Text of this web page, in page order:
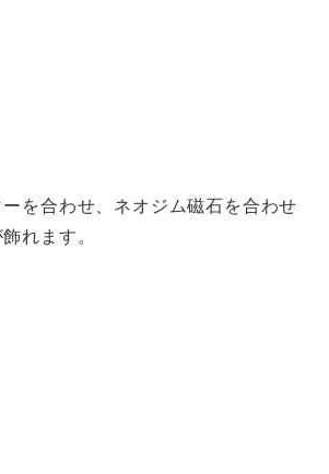
を合わせ、ネオジム磁石を合わせ
れます。